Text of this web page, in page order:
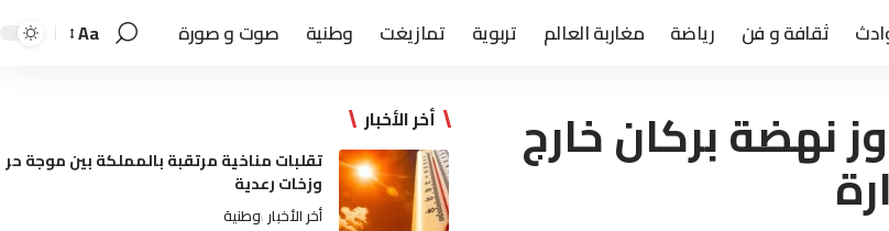
ثقافة و فن رياضة مغاربة العالم تربوية تمازيغت وطنية صوت و صورة Aa
نهضة بركان خارج أخر الأخبار
تقلبات مناخية مرتقبة بالمملكة بين موجة حر
وزخات رعدية
أخر الأخبار وطنية